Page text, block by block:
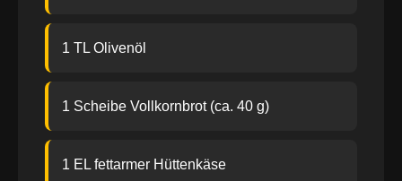
1 TL Olivenöl
1 Scheibe Vollkornbrot (ca. 40 g)
1 EL fettarmer Hüttenkäse